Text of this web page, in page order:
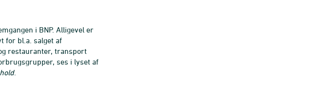
i BNP. Alligevel er
for bl.a. salget af
restauranter, transport
ses i lyset af
.